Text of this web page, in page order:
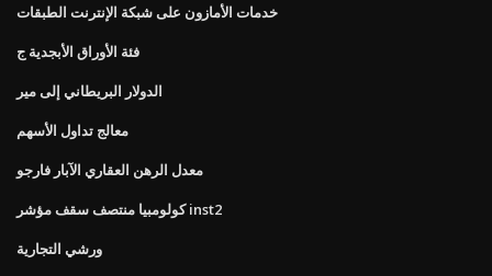
خدمات الأمازون على شبكة الإنترنت الطبقات
فئة الأوراق الأبجدية ج
الدولار البريطاني إلى مير
معالج تداول الأسهم
معدل الرهن العقاري الآبار فارجو
كولومبيا منتصف سقف مؤشر inst2
ورشي التجارية